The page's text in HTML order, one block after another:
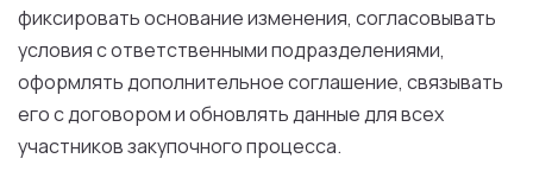
фиксировать основание изменения, согласовывать
условия с ответственными подразделениями,
оформлять дополнительное соглашение, связывать
его с договором и обновлять данные для всех
участников закупочного процесса.